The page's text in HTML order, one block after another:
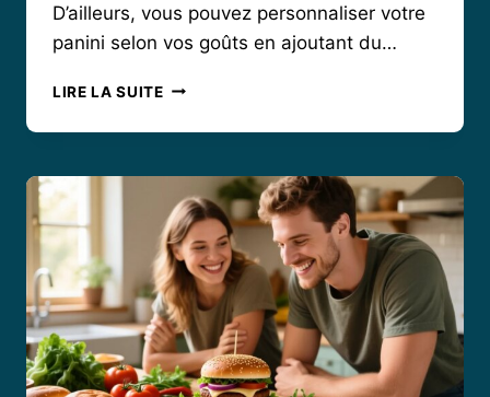
D’ailleurs, vous pouvez personnaliser votre
panini selon vos goûts en ajoutant du…
LIRE LA SUITECOMMENT
UN
TOMATE
MOZZA
CROUSTILLANT
ET
FONDANT